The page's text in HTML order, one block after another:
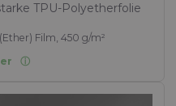
TPU-Polyetherfolie
Film, 450 g/m²